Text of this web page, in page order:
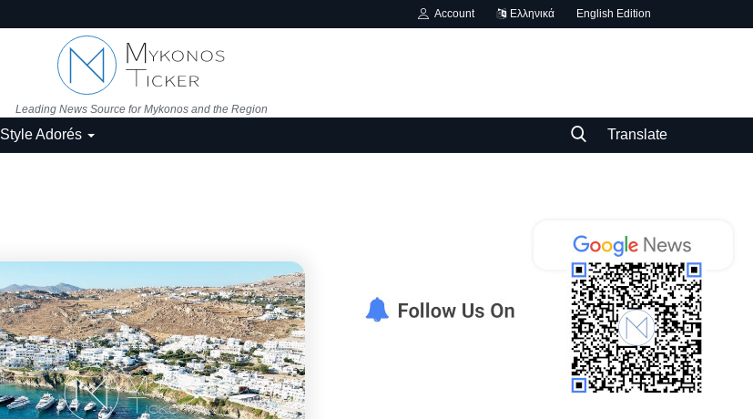
Account Ελληνικά English Edition
Leading News Source for Mykonos and the Region
Style Adorés Translate